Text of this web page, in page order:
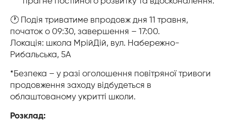
🕐 Подія триватиме впродовж дня 11 травня,
початок о 09:30, завершення – 17:00.
Локація: школа МрійДій, вул. Набережно-
Рибальська, 5А
*Безпека – у разі оголошення повітряної тривоги
продовження заходу відбудеться в
облаштованому укритті школи.
Розклад: